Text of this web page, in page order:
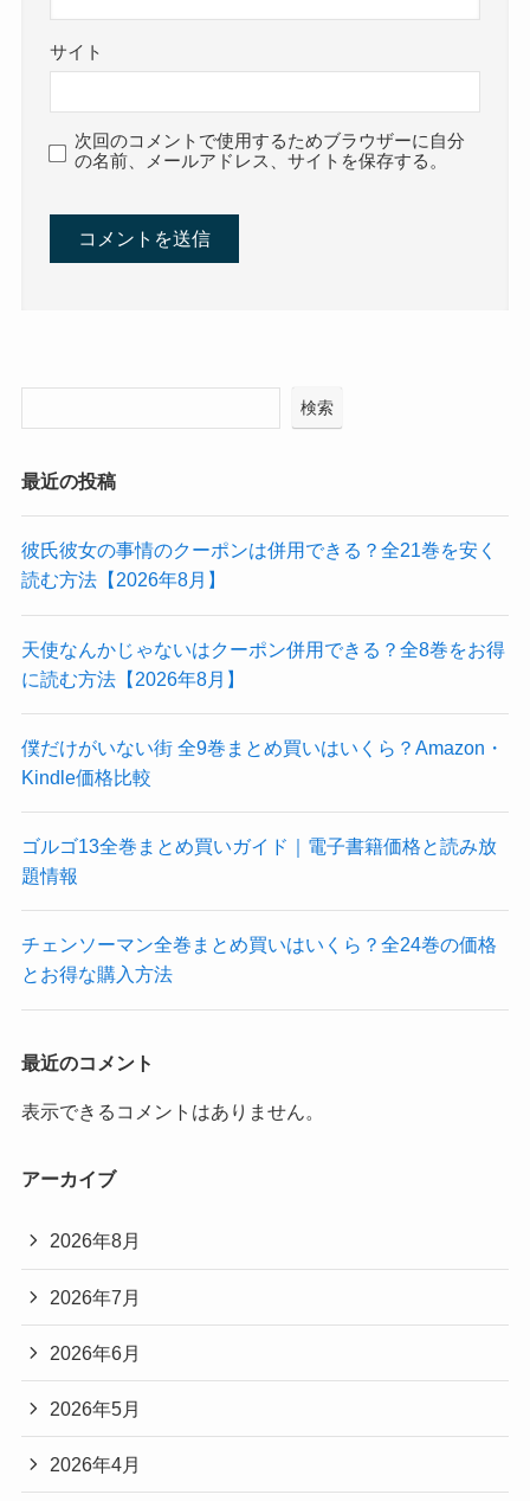
サイト
次回のコメントで使用するためブラウザーに自分
の名前、メールアドレス、サイトを保存する。
検索
最近の投稿
彼氏彼女の事情のクーポンは併用できる？全21巻を安く
読む方法【2026年8月】
天使なんかじゃないはクーポン併用できる？全8巻をお得
に読む方法【2026年8月】
僕だけがいない街 全9巻まとめ買いはいくら？Amazon・
Kindle価格比較
ゴルゴ13全巻まとめ買いガイド｜電子書籍価格と読み放
題情報
チェンソーマン全巻まとめ買いはいくら？全24巻の価格
とお得な購入方法
最近のコメント
表示できるコメントはありません。
アーカイブ
2026年8月
2026年7月
2026年6月
2026年5月
2026年4月